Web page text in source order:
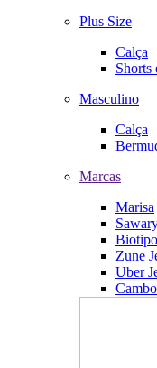
Plus Size
Calça
Shorts
Masculino
Calça
Marcas
Marisa
Biotipo
Zune
Uber